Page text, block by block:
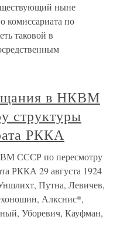
ныне
комиссариата по
таковой в
в НКВМ
структуры
РККА
СССР по пересмотру
РККА 29 августа 1924
Путна, Левичев,
Алкснис*,
Уборевич, Кауфман,